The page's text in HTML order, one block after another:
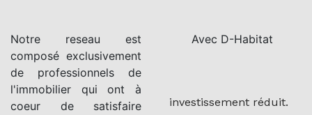
Notre reseau est
composé exclusivement
de professionnels de
l'immobilier qui ont à
coeur de satisfaire
Avec D-Habitat
investissement réduit.